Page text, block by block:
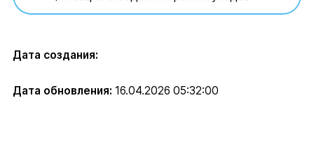
Дата создания:
Дата обновления: 16.04.2026 05:32:00